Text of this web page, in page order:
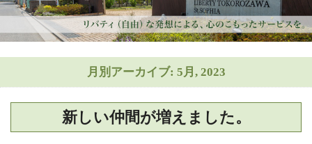
月別アーカイブ: 5月, 2023
新しい仲間が増えました。